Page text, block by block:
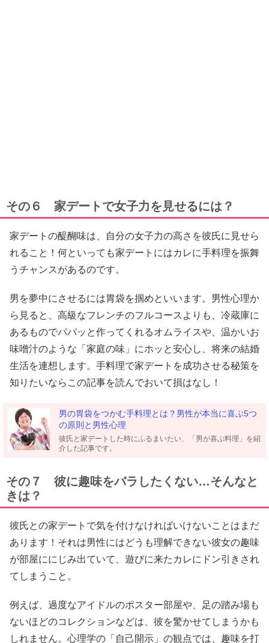
その６ 家デートで女子力を見せるには？
家デートの醍醐味は、自分の女子力の高さを彼氏に見せら
れること！何といっても家デートにはカレに手料理を振舞
うチャンスがあるのです。
男を夢中にさせるには胃袋を掴めといいます。男性心理か
ら見ると、高級なフレンチのフルコースよりも、冷蔵庫に
あるものでパパッと作ってくれるオムライスや、温かいお
味噌汁のような「家庭の味」にホッと安心し、将来の結婚
生活を連想します。手料理で家デートを成功させる秘策を
知りたいならこの記事を読んでおいて損はなし！
男の胃袋をつかむ手料理とは？男性が本当に喜ぶ5つ
の原則と男性心理
彼氏と家デートした時にふるまいたい、「男が喜ぶ料理」を紹
介した記事です。
その７ 彼に趣味をバラしたくない…そんなと
きは？
彼氏との家デートで気を付けなければいけないことはまだ
あります！それは男性にはどうも理解できない彼女の趣味
が部屋ににじみ出ていて、遊びに来たカレにドン引きされ
てしまうこと。
例えば、過度なアイドルのポスター部屋や、足の踏み場も
ないほどのコレクションなどは、彼を驚かせてしまうかも
しれません。心理学の「自己開示」の観点では、趣味を打